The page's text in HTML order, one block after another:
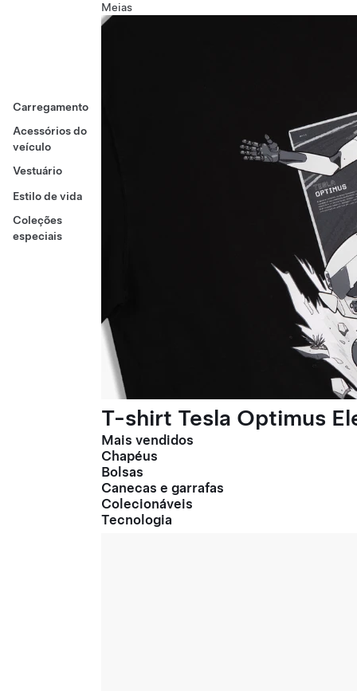
Carregamento
Acessórios do
veículo
Vestuário
Estilo de vida
Coleções
especiais
Meias
T-shirt Tesla Optimus
Mais vendidos
Chapéus
Bolsas
Canecas e garrafas
Colecionáveis
Tecnologia